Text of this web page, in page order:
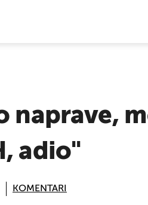
naprave,
adio"
KOMENTARI